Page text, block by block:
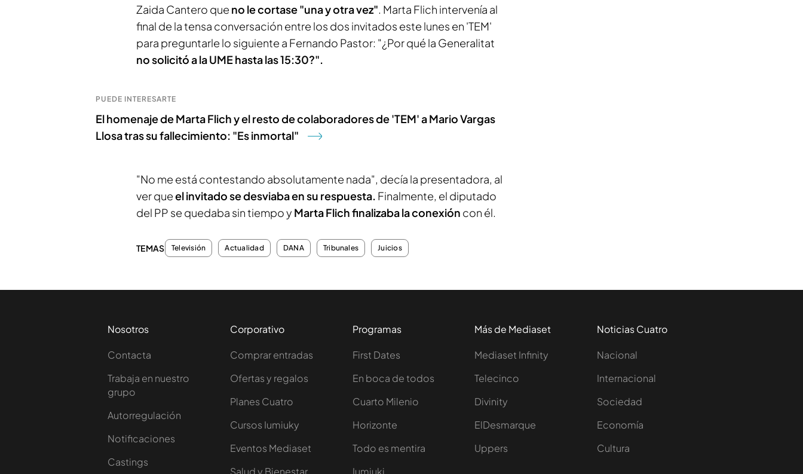
Zaida Cantero que no le cortase "una y otra vez". Marta Flich intervenía al
final de la tensa conversación entre los dos invitados este lunes en 'TEM'
para preguntarle lo siguiente a Fernando Pastor: "¿Por qué la Generalitat
no solicitó a la UME hasta las 15:30?".
PUEDE INTERESARTE
El homenaje de Marta Flich y el resto de colaboradores de 'TEM' a Mario Vargas
Llosa tras su fallecimiento: "Es inmortal"
"No me está contestando absolutamente nada", decía la presentadora, al
ver queel invitado se desviaba en su respuesta. Finalmente, el diputado
del PP se quedaba sin tiempo y Marta Flich finalizaba la conexión con él.
TEMAS Televisión Actualidad DANA Tribunales Juicios
Nosotros
Contacta
Trabaja en nuestro
grupo
Autorregulación
Notificaciones
Castings
Corporativo
Comprar entradas
Ofertas y regalos
Planes Cuatro
Cursos Iumiuky
Eventos Mediaset
Salud y Bienestar
Programas
First Dates
En boca de todos
Cuarto Milenio
Horizonte
Todo es mentira
Iumiuki
Más de Mediaset
Mediaset Infinity
Telecinco
Divinity
ElDesmarque
Uppers
Noticias Cuatro
Nacional
Internacional
Sociedad
Economía
Cultura